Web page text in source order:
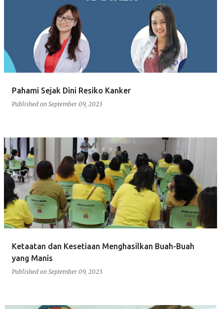
Pahami Sejak Dini Resiko Kanker
Published on September 09, 2023
Ketaatan dan Kesetiaan Menghasilkan Buah-Buah
yang Manis
Published on September 09, 2023